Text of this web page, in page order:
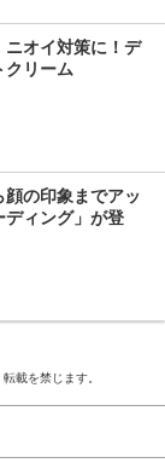
ニオイ対策に！デ
クリーム
顔の印象までアッ
ディング」が登
載を禁じます。